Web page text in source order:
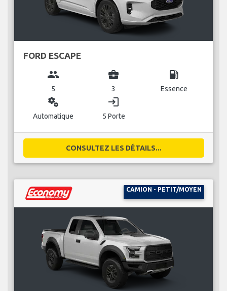
FORD ESCAPE
group
5
business_center
3
local_gas_station
Essence
miscellaneous_services
Automatique
login
5 Porte
CONSULTEZ LES DÉTAILS...
CAMION - PETIT/MOYEN